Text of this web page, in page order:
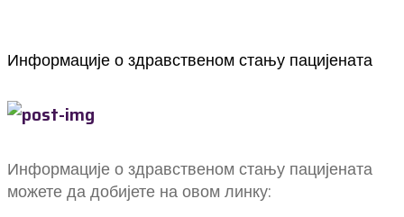
Информације о здравственом стању пацијената
Информације о здравственом стању пацијената
можете да добијете на овом линку: